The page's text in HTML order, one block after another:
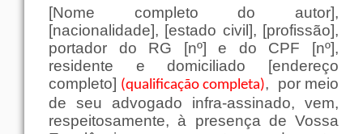
[Nome completo do autor],
[nacionalidade], [estado civil], [profissão],
portador do RG [nº] e do CPF [nº],
residente e domiciliado [endereço
completo] (qualificação completa),
por meio
de seu advogado infra-assinado, vem,
respeitosamente, à presença de Vossa